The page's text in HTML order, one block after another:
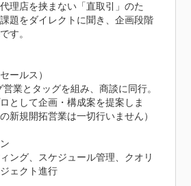
理店を挟まない「直取引」のた
題をダイレクトに聞き、企画段階
す。
ールス）
業とタッグを組み、商談に同行。
として企画・構成案を提案しま
新規開拓営業は一切行いません）
ング、スケジュール管理、クオリ
ェクト進行